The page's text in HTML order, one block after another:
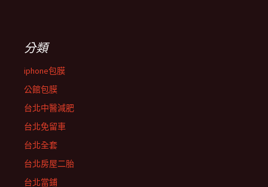
分類
iphone包膜
公館包膜
台北中醫減肥
台北免留車
台北全套
台北房屋二胎
台北當鋪